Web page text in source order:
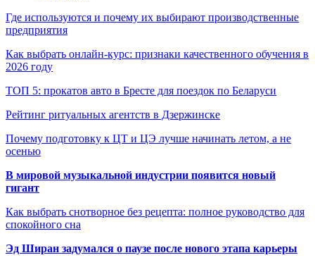
Где используются и почему их выбирают производственные
предприятия
Как выбрать онлайн-курс: признаки качественного обучения в
2026 году
ТОП 5: прокатов авто в Бресте для поездок по Беларуси
Рейтинг ритуальных агентств в Дзержинске
Почему подготовку к ЦТ и ЦЭ лучше начинать летом, а не
осенью
В мировой музыкальной индустрии появится новый
гигант
Как выбрать снотворное без рецепта: полное руководство для
спокойного сна
Эд Ширан задумался о паузе после нового этапа карьеры